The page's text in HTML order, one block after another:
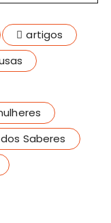
artigos
Saberes